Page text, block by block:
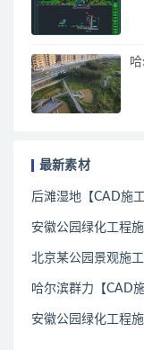
最新素材
后滩湿地【CAD施
安徽公园绿化工程
北京某公园景观施
哈尔滨群力【CAD
安徽公园绿化工程